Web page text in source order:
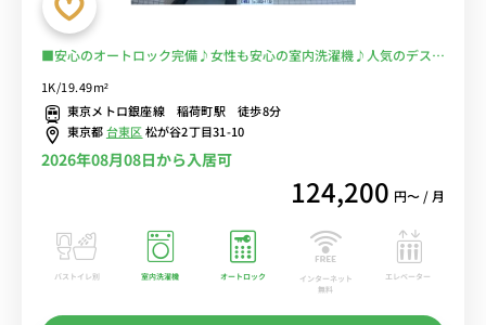
■安心のオートロック完備♪女性も安心の室内洗濯機♪人気のデスク
通勤を完全回避♪■選べるWi-Fi格安レンタル中！
1K/19.49m²
東京メトロ銀座線 稲荷町駅 徒歩8分
東京都台東区松が谷2丁目31-10
2026年08月08日から入居可
124,200 円〜 / 月
バストイレ別 室内洗濯機 オートロック
インターネット
無料
エレベーター